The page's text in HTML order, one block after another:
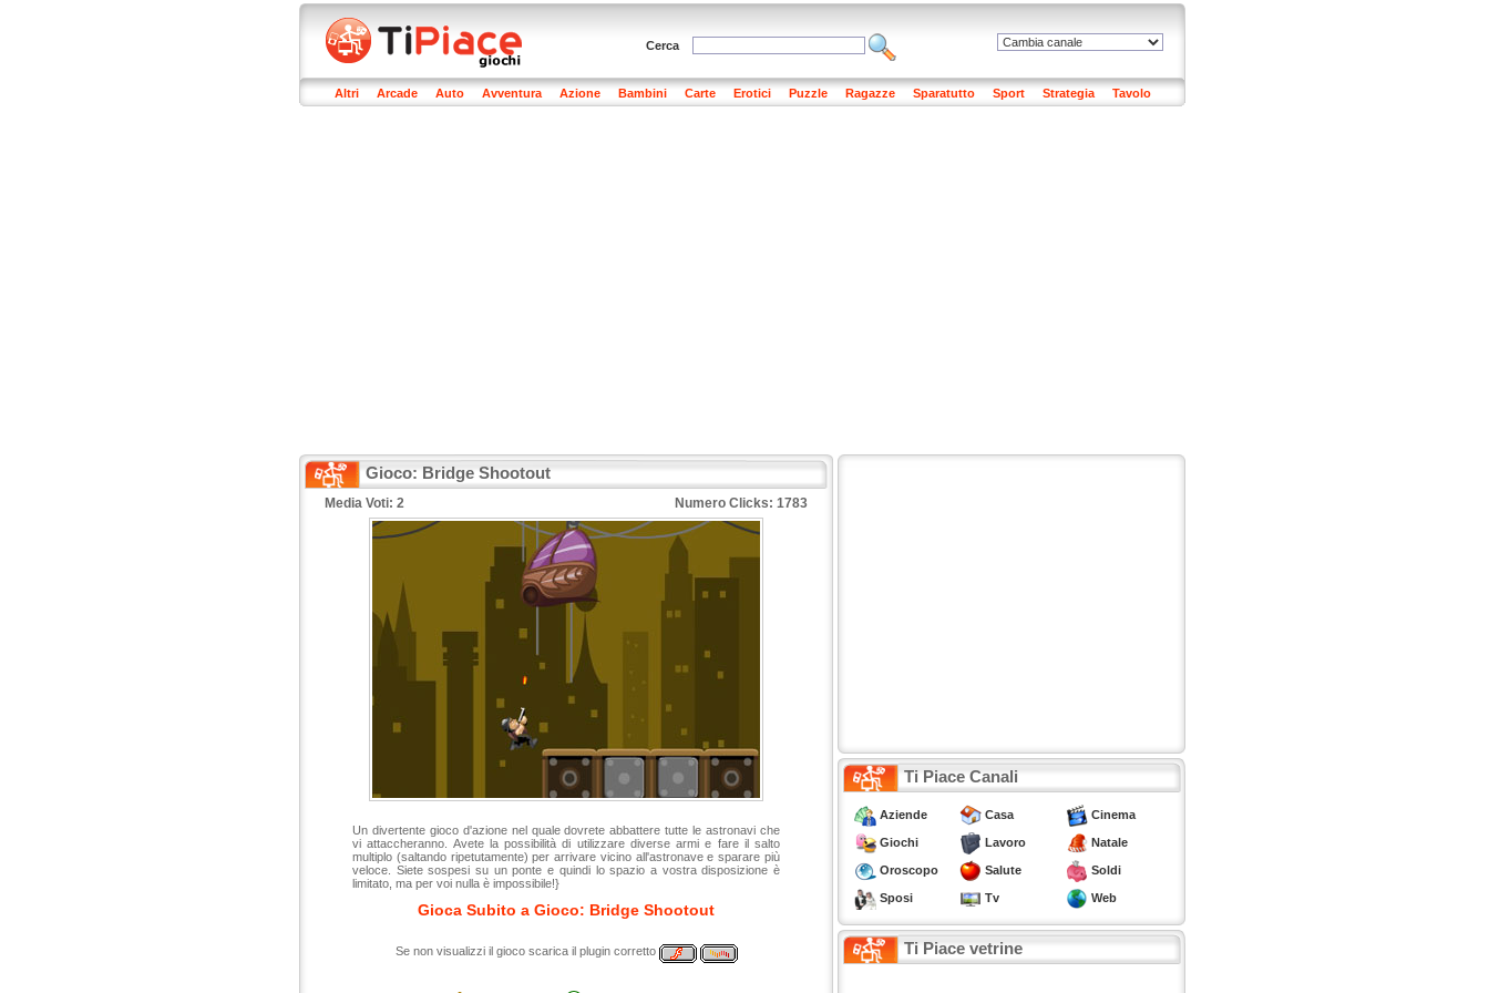
Cerca
Altri Arcade Auto Avventura Azione Bambini Carte Erotici Puzzle Ragazze Sparatutto Sport Strategia Tavolo
Gioco: Bridge Shootout
Numero Clicks: 1783
Media Voti: 2
Un divertente gioco d'azione nel quale dovrete abbattere tutte le astronavi che
vi attaccheranno. Avete la possibilità di utilizzare diverse armi e fare il salto
multiplo (saltando ripetutamente) per arrivare vicino all'astronave e sparare più
veloce. Siete sospesi su un ponte e quindi lo spazio a vostra disposizione è
limitato, ma per voi nulla è impossibile!}
Gioca Subito a Gioco: Bridge Shootout
Se non visualizzi il gioco scarica il plugin corretto
Ti Piace Canali
Aziende Casa Cinema
Giochi Lavoro Natale
Oroscopo Salute Soldi
Sposi Tv Web
Ti Piace vetrine